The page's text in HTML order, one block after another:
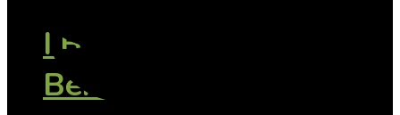
I.B.T.®-
BehandlerInnen